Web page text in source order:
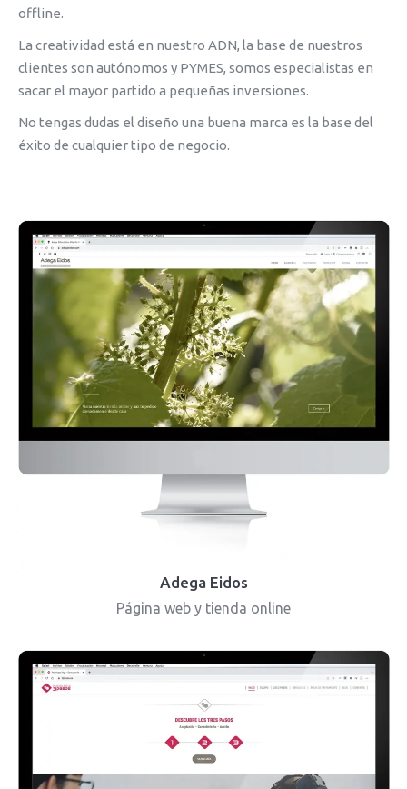
offline.
La creatividad está en nuestro ADN, la base de nuestros
clientes son autónomos y PYMES, somos especialistas en
sacar el mayor partido a pequeñas inversiones.
No tengas dudas el diseño una buena marca es la base del
éxito de cualquier tipo de negocio.
Adega Eidos
Página web y tienda online